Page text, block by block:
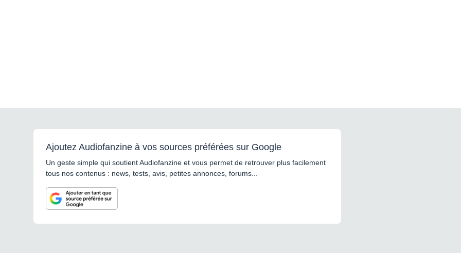
Ajoutez Audiofanzine à vos sources préférées sur Google
Un geste simple qui soutient Audiofanzine et vous permet de retrouver plus facilement
tous nos contenus : news, tests, avis, petites annonces, forums...